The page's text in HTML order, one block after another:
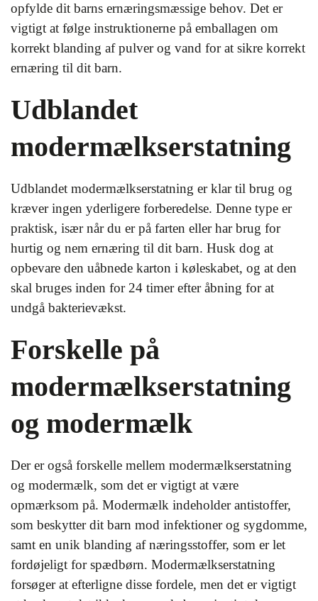
opfylde dit barns ernæringsmæssige behov. Det er
vigtigt at følge instruktionerne på emballagen om
korrekt blanding af pulver og vand for at sikre korrekt
ernæring til dit barn.
Udblandet
modermælkserstatning
Udblandet modermælkserstatning er klar til brug og
kræver ingen yderligere forberedelse. Denne type er
praktisk, især når du er på farten eller har brug for
hurtig og nem ernæring til dit barn. Husk dog at
opbevare den uåbnede karton i køleskabet, og at den
skal bruges inden for 24 timer efter åbning for at
undgå bakterievækst.
Forskelle på
modermælkserstatning
og modermælk
Der er også forskelle mellem modermælkserstatning
og modermælk, som det er vigtigt at være
opmærksom på. Modermælk indeholder antistoffer,
som beskytter dit barn mod infektioner og sygdomme,
samt en unik blanding af næringsstoffer, som er let
fordøjeligt for spædbørn. Modermælkserstatning
forsøger at efterligne disse fordele, men det er vigtigt